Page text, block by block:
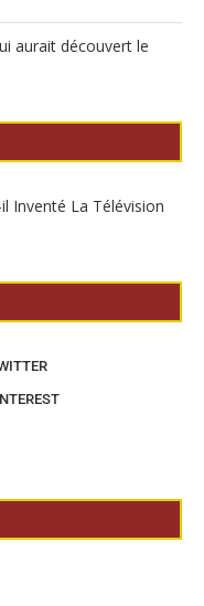
aurait découvert le
Inventé La Télévision